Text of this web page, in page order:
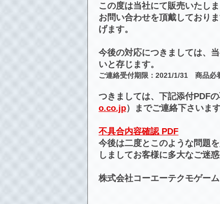
この度は当社にて販売いたし
お問い合わせを頂戴しており
げます。
今後の対応につきましては、
いと存じます。
ご連絡受付期限：2021/1/31 商品必
つきましては、下記添付PDF
o.co.jp）までご連絡下さいま
不具合内容確認 PDF
今後は二度とこのような問題
しましてお客様に多大なご迷
株式会社コーエーテクモゲー